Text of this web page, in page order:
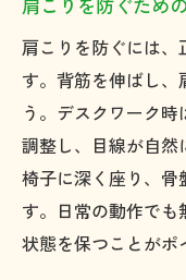
肩こりを防ぐには
す。背筋を伸ばし、
う。デスクワーク
調整し、目線が自然
椅子に深く座り、骨
す。日常の動作で
状態を保つことがポ